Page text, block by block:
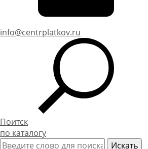
info@centrplatkov.ru
Поитск
по каталогу